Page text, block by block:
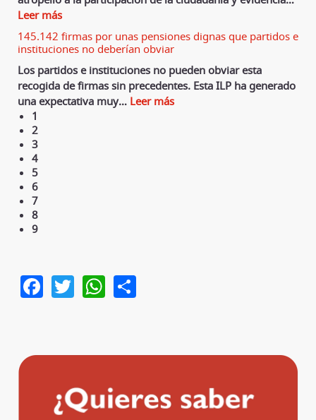
Leer más
145.142 firmas por unas pensiones dignas que partidos e
instituciones no deberían obviar
Los partidos e instituciones no pueden obviar esta
recogida de firmas sin precedentes. Esta ILP ha generado
una expectativa muy… Leer más
1
2
3
4
5
6
7
8
9
Facebook
TwitterWhatsApp